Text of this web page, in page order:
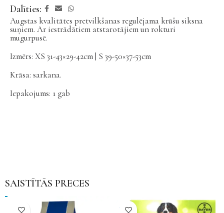
Dalīties:
Augstas kvalitātes pretvilkšanas regulējama krūšu siksna
suņiem. Ar iestrādātiem atstarotājiem un rokturi
mugurpusē.
Izmērs: XS 31-43×29-42cm | S 39-50×37-53cm
Krāsa: sarkana.
Iepakojums: 1 gab
SAISTĪTĀS PRECES
NAV